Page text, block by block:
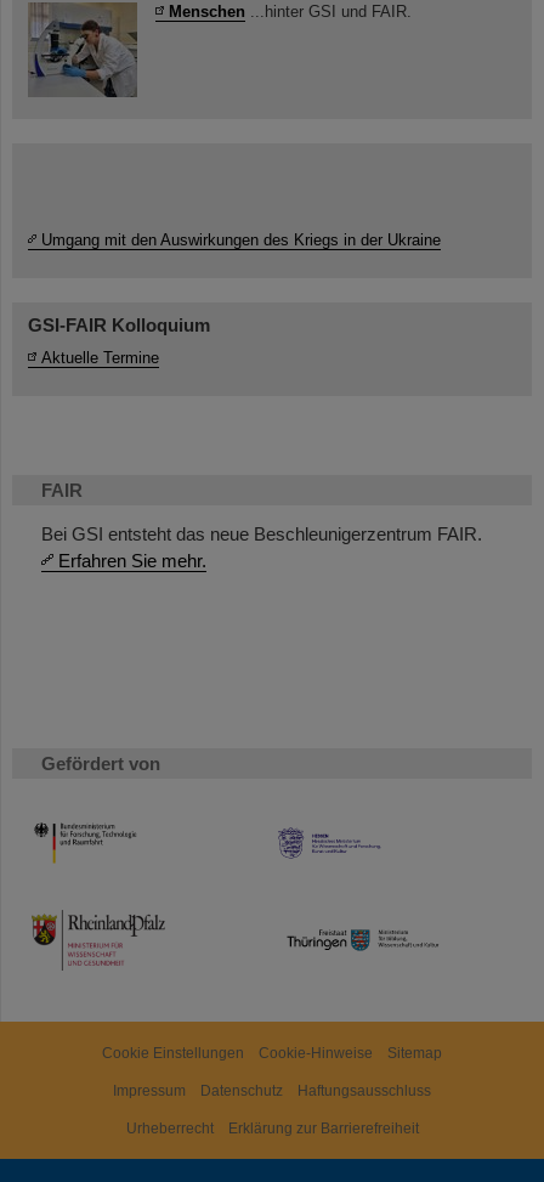
FAIR
Bei GSI entsteht das neue Beschleunigerzentrum FAIR.
Erfahren Sie mehr.
Gefördert von
HMWK
TMWWDG
Menschen ...hinter GSI und FAIR.
Umgang mit den Auswirkungen des Kriegs in der Ukraine
GSI-FAIR Kolloquium
Aktuelle Termine
Cookie Einstellungen Cookie-Hinweise Sitemap
Impressum Datenschutz Haftungsausschluss
Urheberrecht Erklärung zur Barrierefreiheit